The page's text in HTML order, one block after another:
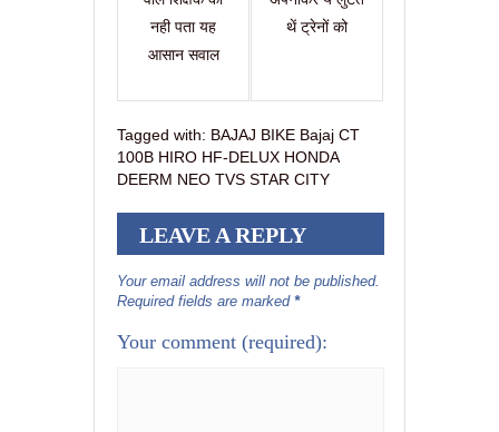
नही पता यह
आसान सवाल
थें ट्रेनों को
Tagged with: BAJAJ BIKE Bajaj CT
100B HIRO HF-DELUX HONDA
DEERM NEO TVS STAR CITY
LEAVE A REPLY
Your email address will not be published.
Required fields are marked *
Your comment (required):